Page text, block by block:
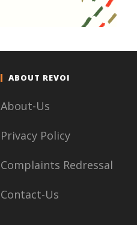
ABOUT REVOI
About-Us
Privacy Policy
Complaints Redressal
Contact-Us